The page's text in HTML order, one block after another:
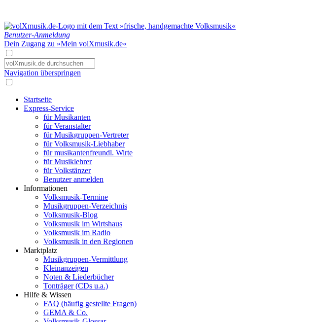
Benutzer-Anmeldung
Dein Zugang zu »Mein volXmusik.de«
Navigation überspringen
Startseite
Express-Service
für Musikanten
für Veranstalter
für Musikgruppen-Vertreter
für Volksmusik-Liebhaber
für musikantenfreundl. Wirte
für Musiklehrer
für Volkstänzer
Benutzer anmelden
Informationen
Volksmusik-Termine
Musikgruppen-Verzeichnis
Volksmusik-Blog
Volksmusik im Wirtshaus
Volksmusik im Radio
Volksmusik in den Regionen
Marktplatz
Musikgruppen-Vermittlung
Kleinanzeigen
Noten & Liederbücher
Tonträger (CDs u.a.)
Hilfe & Wissen
FAQ (häufig gestellte Fragen)
GEMA & Co.